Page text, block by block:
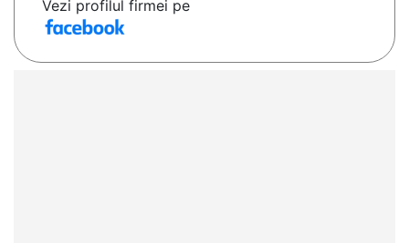
Vezi profilul firmei pe